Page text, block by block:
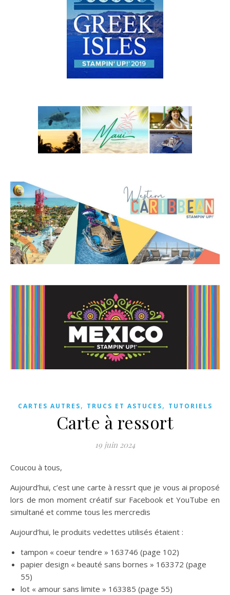
CARTES AUTRES, TRUCS ET ASTUCES, TUTORIELS
Carte à ressort
19 juin 2024
Coucou à tous,
Aujourd’hui, c’est une carte à ressrt que je vous ai proposé
lors de mon moment créatif sur Facebook et YouTube en
simultané et comme tous les mercredis
Aujourd’hui, le produits vedettes utilisés étaient :
tampon « coeur tendre » 163746 (page 102)
papier design « beauté sans bornes » 163372 (page
55)
lot « amour sans limite » 163385 (page 55)